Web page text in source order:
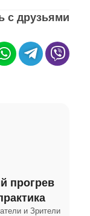
с друзьями
прогрев
и Зрители